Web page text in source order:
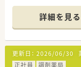
応需のため冬
ます。
■薬剤師の配置
含め複数名体制
す。
【法人特徴につい
詳細を見る
更新日： 2026/06/30
正社員
調剤薬局